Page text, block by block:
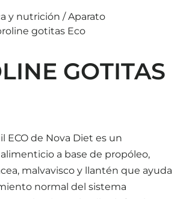
y nutrición /Aparato
gotitas Eco
GOTITAS
ECO de Nova Diet es un
a base de propóleo,
malvavisco y llantén que ayuda
normal del sistema